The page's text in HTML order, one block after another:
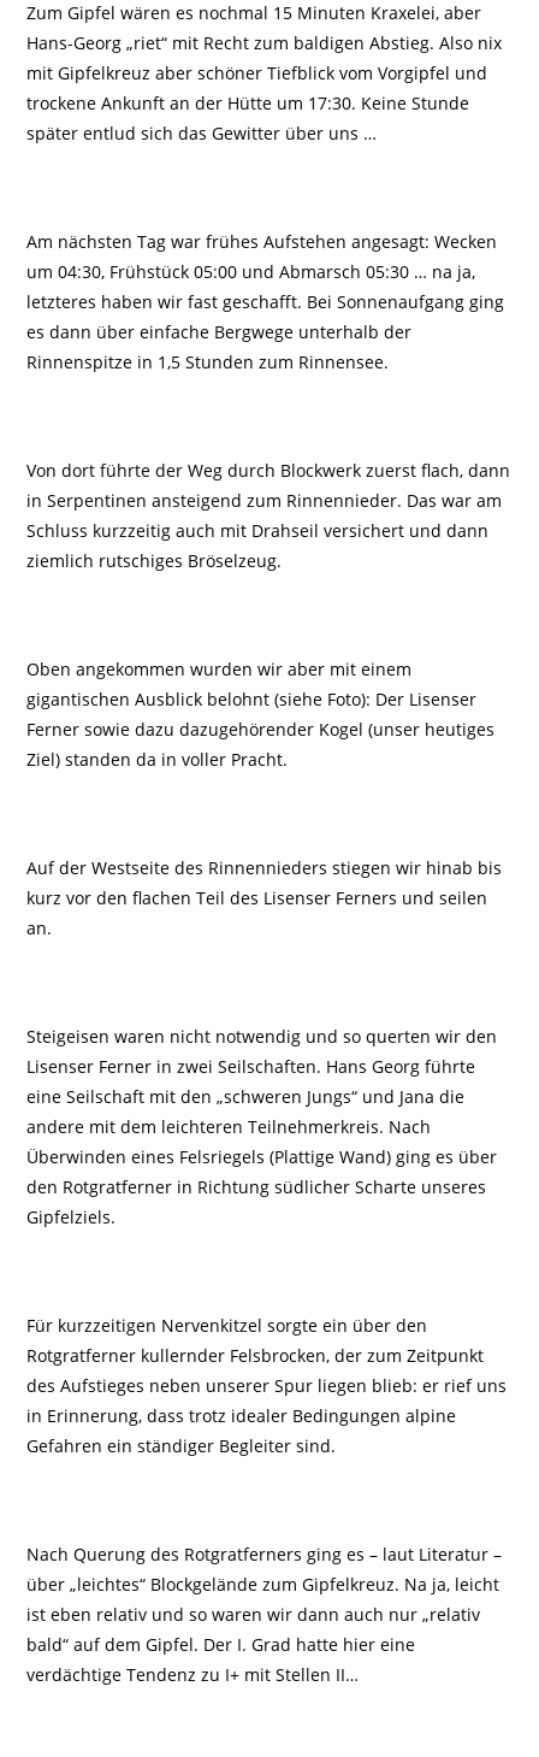
Zum Gipfel wären es nochmal 15 Minuten Kraxelei, aber
Hans-Georg „riet“ mit Recht zum baldigen Abstieg. Also nix
mit Gipfelkreuz aber schöner Tiefblick vom Vorgipfel und
trockene Ankunft an der Hütte um 17:30. Keine Stunde
später entlud sich das Gewitter über uns …
Am nächsten Tag war frühes Aufstehen angesagt: Wecken
um 04:30, Frühstück 05:00 und Abmarsch 05:30 … na ja,
letzteres haben wir fast geschafft. Bei Sonnenaufgang ging
es dann über einfache Bergwege unterhalb der
Rinnenspitze in 1,5 Stunden zum Rinnensee.
Von dort führte der Weg durch Blockwerk zuerst flach, dann
in Serpentinen ansteigend zum Rinnennieder. Das war am
Schluss kurzzeitig auch mit Drahseil versichert und dann
ziemlich rutschiges Bröselzeug.
Oben angekommen wurden wir aber mit einem
gigantischen Ausblick belohnt (siehe Foto): Der Lisenser
Ferner sowie dazu dazugehörender Kogel (unser heutiges
Ziel) standen da in voller Pracht.
Auf der Westseite des Rinnennieders stiegen wir hinab bis
kurz vor den flachen Teil des Lisenser Ferners und seilen
an.
Steigeisen waren nicht notwendig und so querten wir den
Lisenser Ferner in zwei Seilschaften. Hans Georg führte
eine Seilschaft mit den „schweren Jungs“ und Jana die
andere mit dem leichteren Teilnehmerkreis. Nach
Überwinden eines Felsriegels (Plattige Wand) ging es über
den Rotgratferner in Richtung südlicher Scharte unseres
Gipfelziels.
Für kurzzeitigen Nervenkitzel sorgte ein über den
Rotgratferner kullernder Felsbrocken, der zum Zeitpunkt
des Aufstieges neben unserer Spur liegen blieb: er rief uns
in Erinnerung, dass trotz idealer Bedingungen alpine
Gefahren ein ständiger Begleiter sind.
Nach Querung des Rotgratferners ging es – laut Literatur –
über „leichtes“ Blockgelände zum Gipfelkreuz. Na ja, leicht
ist eben relativ und so waren wir dann auch nur „relativ
bald“ auf dem Gipfel. Der I. Grad hatte hier eine
verdächtige Tendenz zu I+ mit Stellen II…